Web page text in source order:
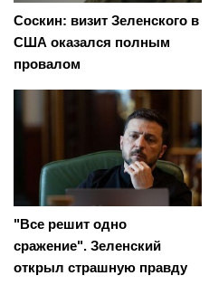
Соскин: визит Зеленского в
США оказался полным
провалом
"Все решит одно
сражение". Зеленский
открыл страшную правду